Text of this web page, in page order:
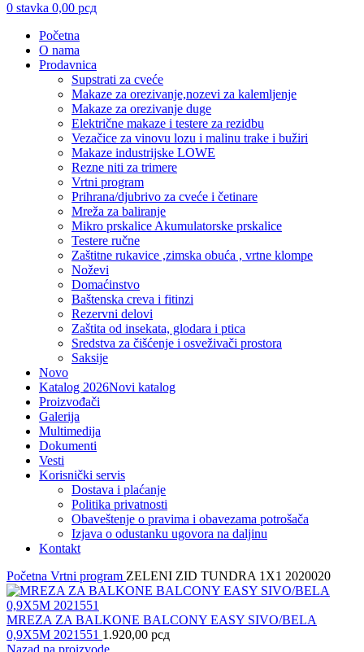
0 stavka 0,00 рсд
Početna
O nama
Prodavnica
Supstrati za cveće
Makaze za orezivanje,nozevi za kalemljenje
Makaze za orezivanje duge
Električne makaze i testere za rezidbu
Vezačice za vinovu lozu i malinu trake i bužiri
Makaze industrijske LOWE
Rezne niti za trimere
Vrtni program
Prihrana/djubrivo za cveće i četinare
Mreža za baliranje
Mikro prskalice Akumulatorske prskalice
Testere ručne
Zaštitne rukavice ,zimska obuća , vrtne klompe
Noževi
Domaćinstvo
Baštenska creva i fitinzi
Rezervni delovi
Zaštita od insekata, glodara i ptica
Sredstva za čišćenje i osveživači prostora
Saksije
Novo
Katalog 2026Novi katalog
Proizvođači
Galerija
Multimedija
Dokumenti
Vesti
Korisnički servis
Dostava i plaćanje
Politika privatnosti
Obaveštenje o pravima i obavezama potrošača
Izjava o odustanku ugovora na daljinu
Kontakt
Početna Vrtni program ZELENI ZID TUNDRA 1X1 2020020
MREZA ZA BALKONE BALCONY EASY SIVO/BELA
0,9X5M 2021551 1.920,00 рсд
Nazad na proizvode